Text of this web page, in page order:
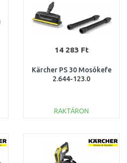
14 283 Ft
Kärcher PS 30 Mosókefe
2.644-123.0
RAKTÁRON
Összehasonlítás